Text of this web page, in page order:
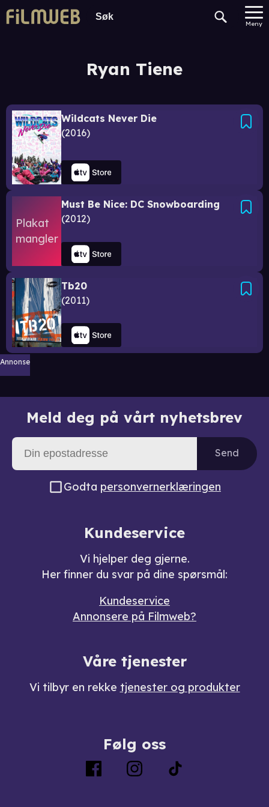
Meny
Ryan Tiene
Wildcats Never Die
2016
Must Be Nice: DC Snowboarding
2012
Tb20
2011
Annonse
Meld deg på vårt nyhetsbrev
Send
Godta personvernerklæringen
Kundeservice
Vi hjelper deg gjerne.
Her finner du svar på dine spørsmål:
Kundeservice
Annonsere på Filmweb?
Våre tjenester
Vi tilbyr en rekke tjenester og produkter
Følg oss